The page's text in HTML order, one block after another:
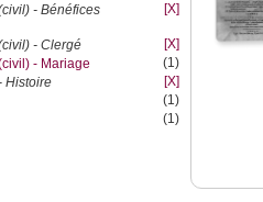
- Bénéfices
[X]
- Clergé
[X]
- Mariage
(1)
Histoire
[X]
(1)
(1)